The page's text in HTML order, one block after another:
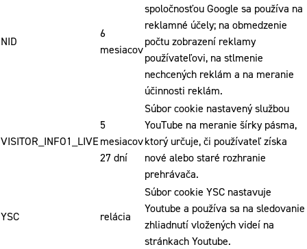
NID
6
mesiacov
spoločnosťou Google sa používa na
reklamné účely; na obmedzenie
počtu zobrazení reklamy
používateľovi, na stlmenie
nechcených reklám a na meranie
účinnosti reklám.
VISITOR_INFO1_LIVE
5
mesiacov
27 dní
Súbor cookie nastavený službou
YouTube na meranie šírky pásma,
ktorý určuje, či používateľ získa
nové alebo staré rozhranie
prehrávača.
YSC relácia
Súbor cookie YSC nastavuje
Youtube a používa sa na sledovanie
zhliadnutí vložených videí na
stránkach Youtube.